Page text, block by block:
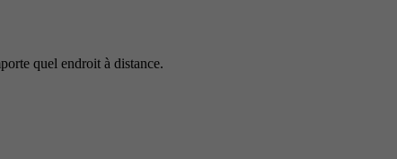
quel endroit à distance.